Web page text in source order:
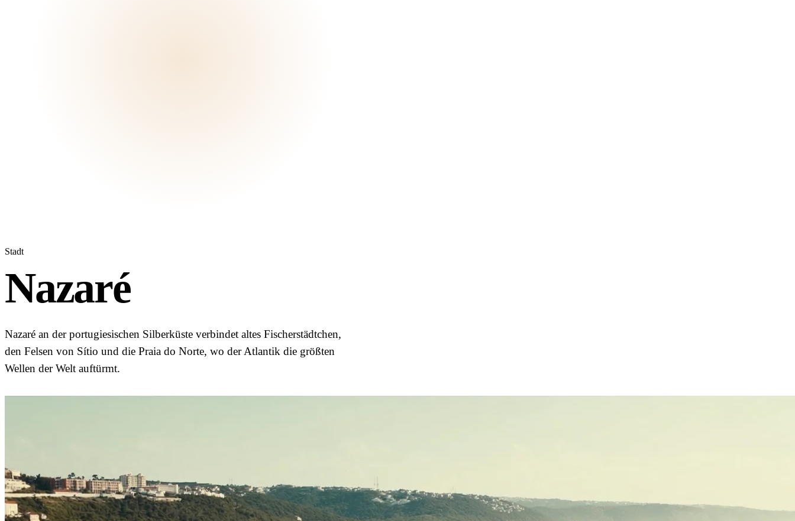
Stadt
Nazaré
Nazaré an der portugiesischen Silberküste verbindet altes Fischerstädtchen,
den Felsen von Sítio und die Praia do Norte, wo der Atlantik die größten
Wellen der Welt auftürmt.